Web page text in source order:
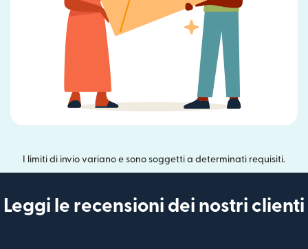
I limiti di invio variano e sono soggetti a determinati requisiti.
Leggi le recensioni dei nostri clienti